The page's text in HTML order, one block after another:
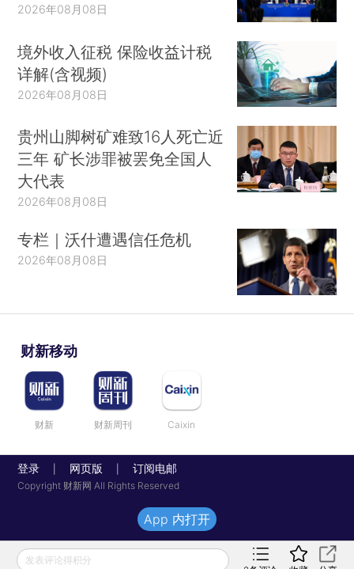
2026年08月08日
境外收入征税 保险收益计税
详解(含视频)
2026年08月08日
贵州山脚树矿难致16人死亡近
三年 矿长涉罪被罢免全国人
大代表
2026年08月08日
专栏｜沃什遭遇信任危机
2026年08月08日
财新移动
财新 财新周刊 Caixin
登录 网页版 订阅电邮
Copyright 财新网 All Rights Reserved
发表评论得积分
App 内打开